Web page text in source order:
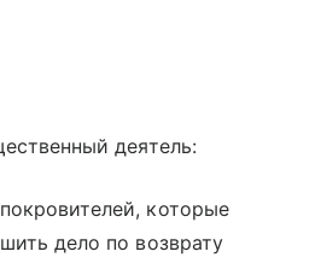
деятель:
которые
дело по возврату